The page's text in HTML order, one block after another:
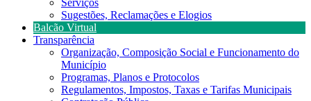
Serviços
Sugestões, Reclamações e Elogios
Balcão Virtual
Transparência
Organização, Composição Social e Funcionamento do
Município
Programas, Planos e Protocolos
Regulamentos, Impostos, Taxas e Tarifas Municipais